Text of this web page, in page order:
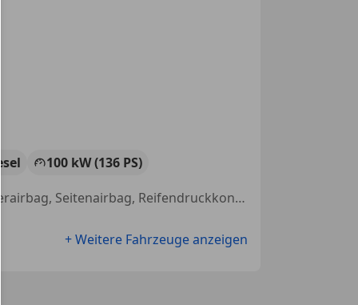
100 kW (136 PS)
Servolenkung, Scheckheftgepflegt, Elektrische Fensterheber, Beifahrerairbag, Seitenairbag, Reifendruckkontrollsystem, ABS
+ Weitere Fahrzeuge anzeigen